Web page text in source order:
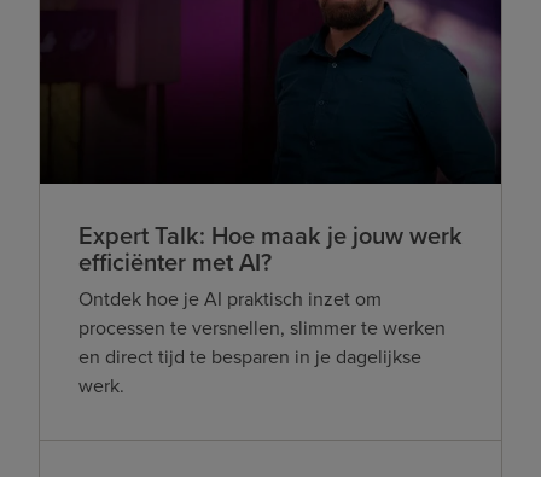
Expert Talk: Hoe maak je jouw werk
efficiënter met AI?
Ontdek hoe je AI praktisch inzet om
processen te versnellen, slimmer te werken
en direct tijd te besparen in je dagelijkse
werk.